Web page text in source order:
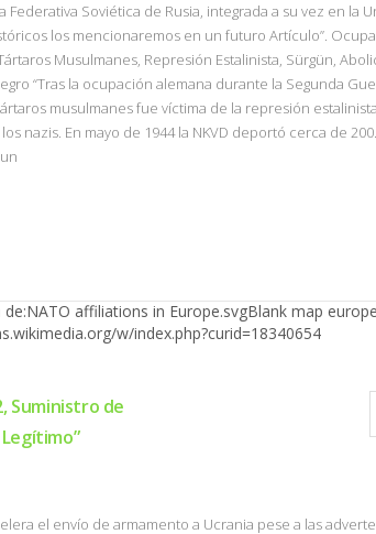
Soviética de Rusia, integrada a su vez en la
los mencionaremos en un futuro Artículo”.
Musulmanes, Represión Estalinista, Sürgün,
“Tras la ocupación alemana durante la Segunda
musulmanes fue víctima de la represión
nazis. En mayo de 1944 la NKVD deportó cerca de
Suministro de
el envío de armamento a Ucrania pese a las